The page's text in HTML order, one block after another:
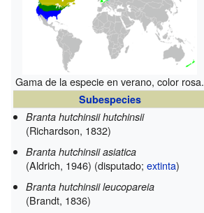
Gama de la especie en verano, color rosa.
Subespecies
Branta hutchinsii hutchinsii
(Richardson, 1832)
Branta hutchinsii asiatica
(Aldrich, 1946) (disputado; extinta)
Branta hutchinsii leucopareia
(Brandt, 1836)